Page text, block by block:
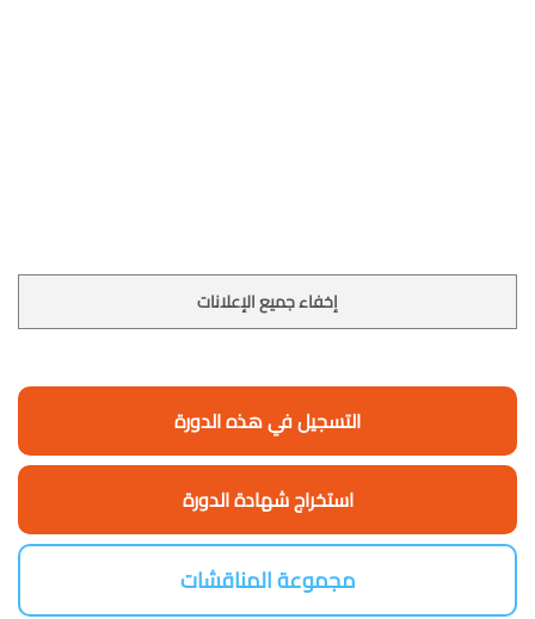
إخفاء جميع الإعلانات
التسجيل في هذه الدورة
استخراج شهادة الدورة
مجموعة المناقشات